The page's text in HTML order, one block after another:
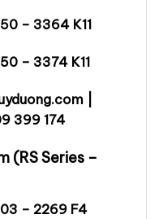
– 3364 K11
– 3374 K11
|
399 174
(RS Series –
– 2269 F4